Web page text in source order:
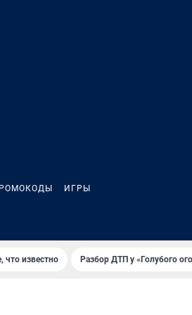
ИГРЫ
что известно Разбор ДТП у «Голубого